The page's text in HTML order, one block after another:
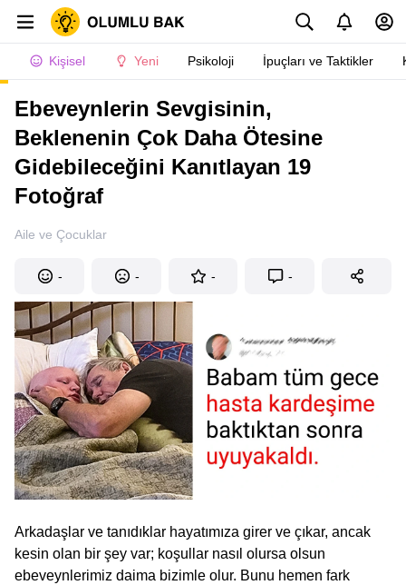
Kişisel Yeni Psikoloji İpuçları ve Taktikler
Ebeveynlerin Sevgisinin,
Beklenenin Çok Daha Ötesine
Gidebileceğini Kanıtlayan 19
Fotoğraf
Aile ve Çocuklar
- - - -
Arkadaşlar ve tanıdıklar hayatımıza girer ve çıkar, ancak
kesin olan bir şey var; koşullar nasıl olursa olsun
ebeveynlerimiz daima bizimle olur. Bunu hemen fark